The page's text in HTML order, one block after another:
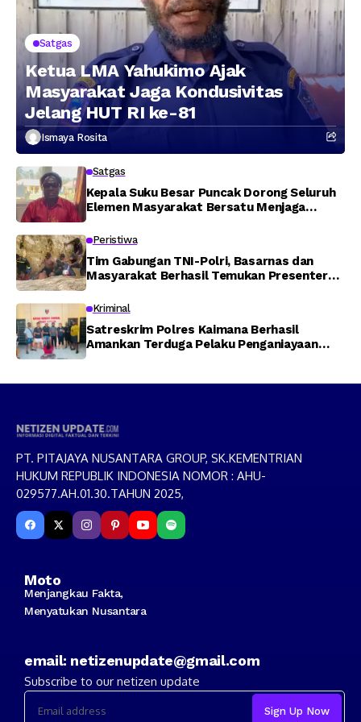
Satgas
Ketua LMA Yahukimo Ajak
Masyarakat Jaga Kondusivitas
Jelang HUT RI ke-81
Ismaya Rosita
Satgas
Kepala Suku Besar Puncak Dorong Seluruh
Elemen Masyarakat Bersatu Menjaga
Peristiwa
Tim Gabungan TNI-Polri, Basarnas dan
Masyarakat Berhasil Temukan Presenter
Memti
Kriminal
Satreskrim Polres Kaimana Berhasil
Amankan Terduga Pelaku Penganiayaan
PT. PITAJAYA NUSANTARA GROUP, SK.KEMENTRIAN
HUKUM REPUBLIK INDONESIA NOMOR : AHU-
029577.AH.01.30.TAHUN 2025,
Moto
Menjangkau Fakta,
Menyatukan Nusantara
email: netizenupdate@gmail.com
Subscribe to our netizen update